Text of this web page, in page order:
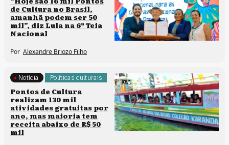
de Cultura no Brasil,
amanhã podem ser 50
mil”, diz Lula na 6ª Teia
Nacional
Por Alexandre Briozo Filho
Notícia Políticas culturais
Pontos de Cultura
realizam 130 mil
atividades gratuitas por
ano, mas maioria tem
receita abaixo de R$ 50
mil